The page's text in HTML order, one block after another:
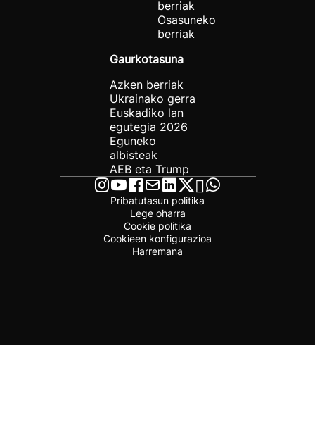
berriak
Osasuneko
berriak
Gaurkotasuna
Azken berriak
Ukrainako gerra
Euskadiko lan
egutegia 2026
Eguneko
albisteak
AEB eta Trump
Pribatutasun politika
Lege oharra
Cookie politika
Cookieen konfigurazioa
Harremana